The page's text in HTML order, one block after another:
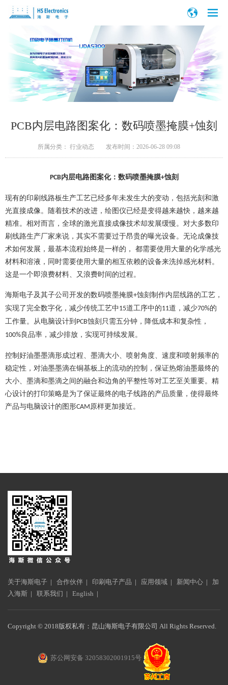
PCB内层电路图案化：数码喷墨掩膜+蚀刻
所属分类： 行业动态 发布时间： 2026-06-28 09:08
PCB内层电路图案化： 数码喷墨掩膜+蚀刻
现有的印刷线路板生产工艺已经多年未发生大的变动，包括光刻和激
光直接成像。随着技术的改进，绘图仪已经是变得越来越快，越来越
精准。相对而言，全球的激光直接成像技术却发展缓慢。 对大多数印
刷线路生产厂家来说，其实不需要过于昂贵的曝光设备。无论成像技
术如何发展，最基本流程始终是一样的，
都需要使用大量的化学感光
材料和溶液，同时需要使用大量的相互依赖的设备来洗掉感光材料。
这是一个即浪费材料、又浪费时间的过程。
海斯电子及其子公司开发的数码喷墨掩膜+蚀刻 制作内层线路的工艺，
实现了 完全数字化 ， 减少传统工艺中 15道工序中的11道 ， 减少70%的
工作量。 从电脑设计到 PCB蚀刻 只需五分钟 ， 降低成本和复杂性 ，
100% 良品率 ， 减少排放 ， 实现可持续发展。
控制好油墨墨滴形成过程、墨滴大小、喷射角度、速度和喷射频率的
稳定性，对油墨墨滴在铜基板上的流动的控制，保证热熔油墨最终的
大小、墨滴和墨滴之间的融合和边角的平整性等对工艺至关重要。 精
心设计的打印策略是为了保证最终的电子线路的产品质量，使得最终
产品与电脑设计的图形CAM原样更加接近。
关于海斯电子 | 合作伙伴 | 印刷电子产品 | 应用领域 | 新闻中心 | 加
入海斯 | 联系我们 | English |
Copyright © 2018版权私有：昆山海斯电子有限公司 All Rights Reserved.
苏公网安备 32058302001915号